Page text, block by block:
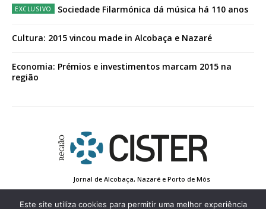
Sociedade Filarmónica dá música há 110 anos
Cultura: 2015 vincou made in Alcobaça e Nazaré
Economia: Prémios e investimentos marcam 2015 na
região
Jornal de Alcobaça, Nazaré e Porto de Mós
Estatuto Editorial
Contactos
Política de Privacidade
Conta de Registo
Edição Impressa
Este site utiliza cookies para permitir uma melhor experiência